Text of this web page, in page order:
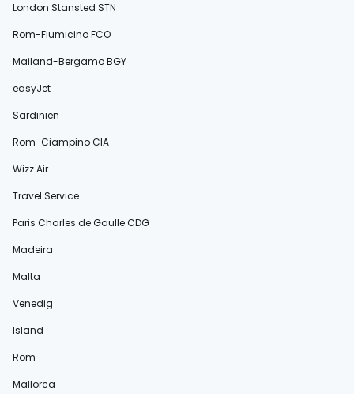
London Stansted STN
Rom-Fiumicino FCO
Mailand-Bergamo BGY
easyJet
Sardinien
Rom-Ciampino CIA
Wizz Air
Travel Service
Paris Charles de Gaulle CDG
Madeira
Malta
Venedig
Island
Rom
Mallorca